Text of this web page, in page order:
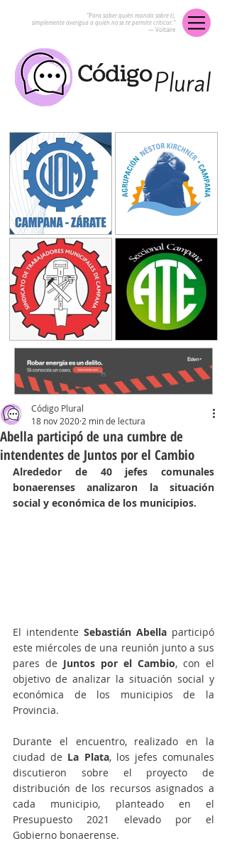
“Para saber quién manda sobre ti,
simplemente averigua a quién no se te permite criticar.”
― Voltaire
Abella participó de una cumbre de
intendentes de Juntos por el Cambio
Código Plural
18 nov 2020 2 min de lectura
Alrededor de 40 jefes comunales
bonaerenses analizaron la situación
social y económica de los municipios.
El intendente Sebastián Abella participó
este miércoles de una reunión junto a sus
pares de Juntos por el Cambio, con el
objetivo de analizar la situación social y
económica de los municipios de la
Provincia.
Durante el encuentro, realizado en la
ciudad de La Plata, los jefes comunales
discutieron sobre el proyecto de
distribución de los recursos asignados a
cada municipio, planteado en el
Presupuesto 2021 elevado por el
Gobierno bonaerense.